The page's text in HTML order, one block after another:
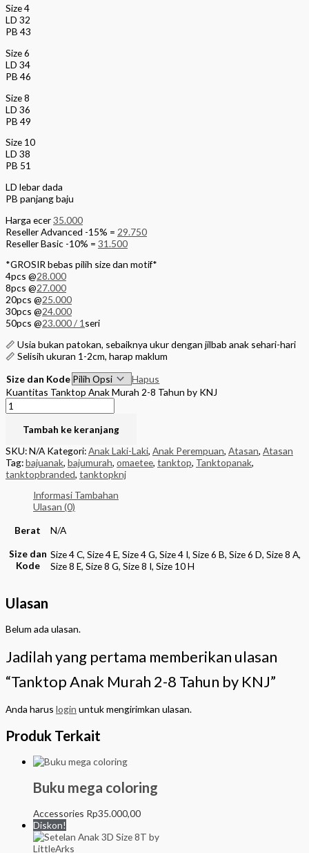
Size 4
LD 32
PB 43
Size 6
LD 34
PB 46
Size 8
LD 36
PB 49
Size 10
LD 38
PB 51
LD lebar dada
PB panjang baju
Harga ecer35.000
Reseller Advanced -15% = 29.750
Reseller Basic -10% = 31.500
*GROSIR bebas pilih size dan motif*
4pcs @28.000
8pcs @27.000
20pcs @25.000
30pcs @24.000
50pcs @23.000 / 1 seri
📏 Usia bukan patokan, sebaiknya ukur dengan jilbab anak sehari-hari
📏 Selisih ukuran 1-2cm, harap maklum
Size dan Kode
Hapus
Kuantitas Tanktop Anak Murah 2-8 Tahun by KNJ
Tambah ke keranjang
SKU:N/A Kategori:Anak Laki-Laki, Anak Perempuan, Atasan, Atasan
Tag:bajuanak, bajumurah, omaetee, tanktop, Tanktopanak,
tanktopbranded, tanktopknj
Informasi Tambahan
Ulasan (0)
Berat
N/A
Size dan
Kode
Size 4 C, Size 4 E, Size 4 G, Size 4 I, Size 6 B, Size 6 D, Size 8 A,
Size 8 E, Size 8 G, Size 8 I, Size 10 H
Ulasan
Belum ada ulasan.
Jadilah yang pertama memberikan ulasan
“Tanktop Anak Murah 2-8 Tahun by KNJ”
Anda harus login untuk mengirimkan ulasan.
Produk Terkait
Buku mega coloring
Accessories Rp35.000,00
Diskon!